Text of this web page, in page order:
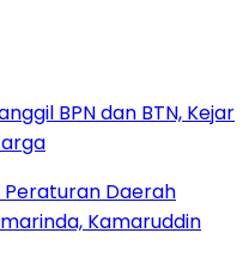
BPN dan BTN, Kejar